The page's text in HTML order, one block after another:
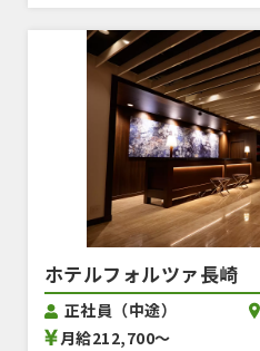
ホテルフォルツァ長崎
正社員（中途）
月給212,700〜